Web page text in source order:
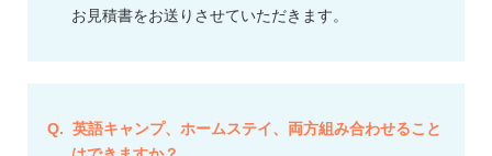
お見積書をお送りさせていただきます。
英語キャンプ、ホームステイ、両方組み合わせること